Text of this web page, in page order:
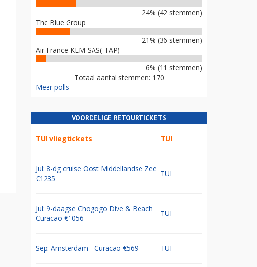
24% (42 stemmen)
The Blue Group
21% (36 stemmen)
Air-France-KLM-SAS(-TAP)
6% (11 stemmen)
Totaal aantal stemmen: 170
Meer polls
VOORDELIGE RETOURTICKETS
TUI vliegtickets TUI
Jul: 8-dg cruise Oost Middellandse Zee
€1235
TUI
Jul: 9-daagse Chogogo Dive & Beach
Curacao €1056
TUI
Sep: Amsterdam - Curacao €569 TUI